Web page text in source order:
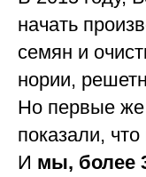
начать
семян и
нории,
Но первые
показали,
И мы, более